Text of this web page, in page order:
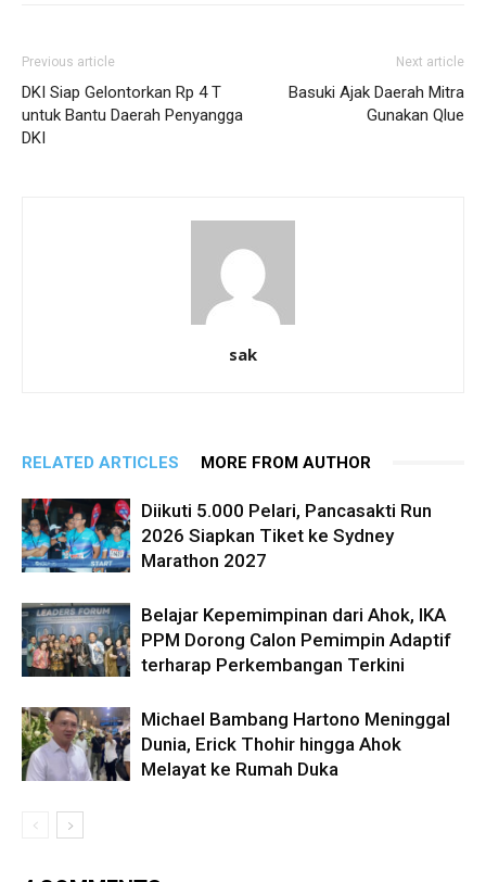
Previous article
DKI Siap Gelontorkan Rp 4 T
untuk Bantu Daerah Penyangga
DKI
Next article
Basuki Ajak Daerah Mitra
Gunakan Qlue
sak
RELATED ARTICLES MORE FROM AUTHOR
Diikuti 5.000 Pelari, Pancasakti Run
2026 Siapkan Tiket ke Sydney
Marathon 2027
Belajar Kepemimpinan dari Ahok, IKA
PPM Dorong Calon Pemimpin Adaptif
terharap Perkembangan Terkini
Michael Bambang Hartono Meninggal
Dunia, Erick Thohir hingga Ahok
Melayat ke Rumah Duka